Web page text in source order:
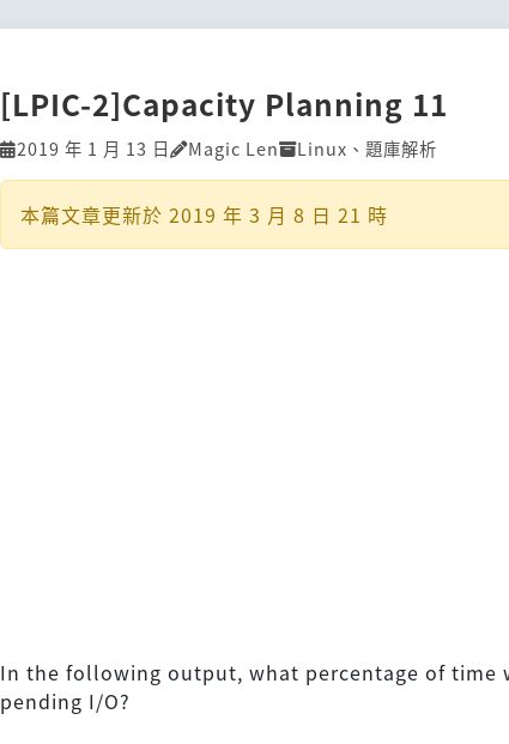
[LPIC-2]Capacity Planning 11
2019 年 1 月 13 日 Magic Len Linux 、 題庫解析
本篇文章更新於 2019 年 3 月 8 日 21 時
In the following output, what percentage of time
pending I/O?